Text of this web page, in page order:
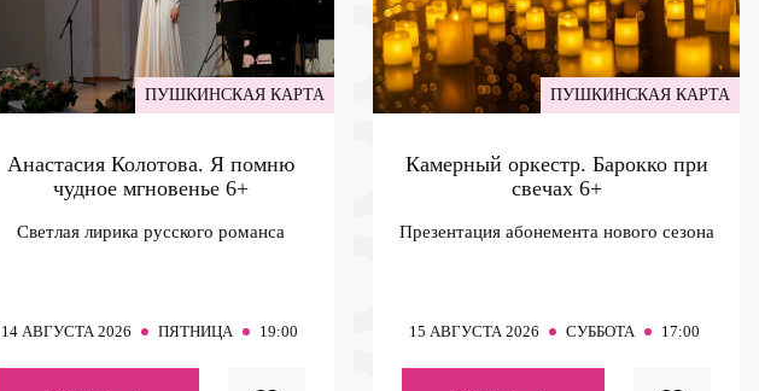
ПУШКИНСКАЯ КАРТА
Анастасия Колотова. Я помню
чудное мгновенье 6+
Светлая лирика русского романса
14 АВГУСТА 2026 ПЯТНИЦА 19:00
ПУШКИНСКАЯ КАРТА
Камерный оркестр. Барокко при
свечах 6+
Презентация абонемента нового сезона
15 АВГУСТА 2026 СУББОТА 17:00